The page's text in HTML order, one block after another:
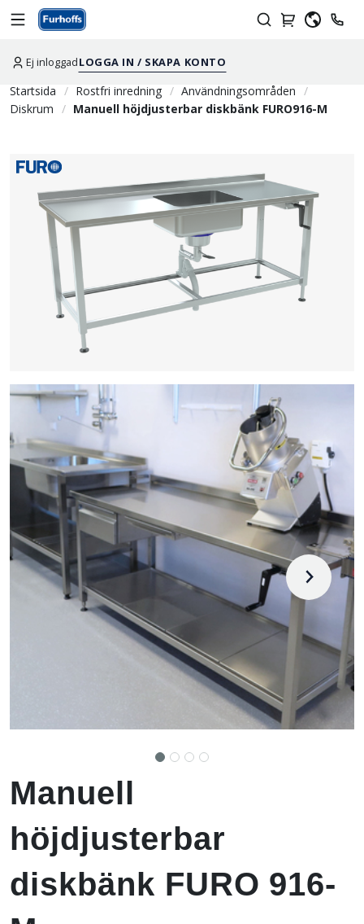
Ej inloggadLOGGA IN / SKAPA KONTO
Startsida Rostfri inredning
Användningsområden
Diskrum
Manuell höjdjusterbar diskbänk FURO916-M
Manuell
höjdjusterbar
diskbänk FURO 916-